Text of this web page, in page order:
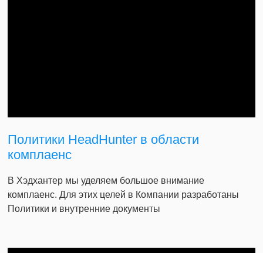
Политики HeadHunter в области
комплаенс
В Хэдхантер мы уделяем большое внимание
комплаенс. Для этих целей в Компании разработаны
Политики и внутренние документы